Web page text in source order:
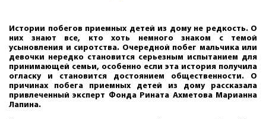
Истории побегов приемных детей из дому не редкость. О
них знают все, кто хоть немного знаком с темой
усыновления и сиротства. Очередной побег мальчика или
девочки нередко становится серьезным испытанием для
принимающей семьи, особенно если эта история получила
огласку и становится достоянием общественности. О
причинах побега приемных детей из дому рассказала
привлеченный эксперт Фонда Рината Ахметова Марианна
Лапина.